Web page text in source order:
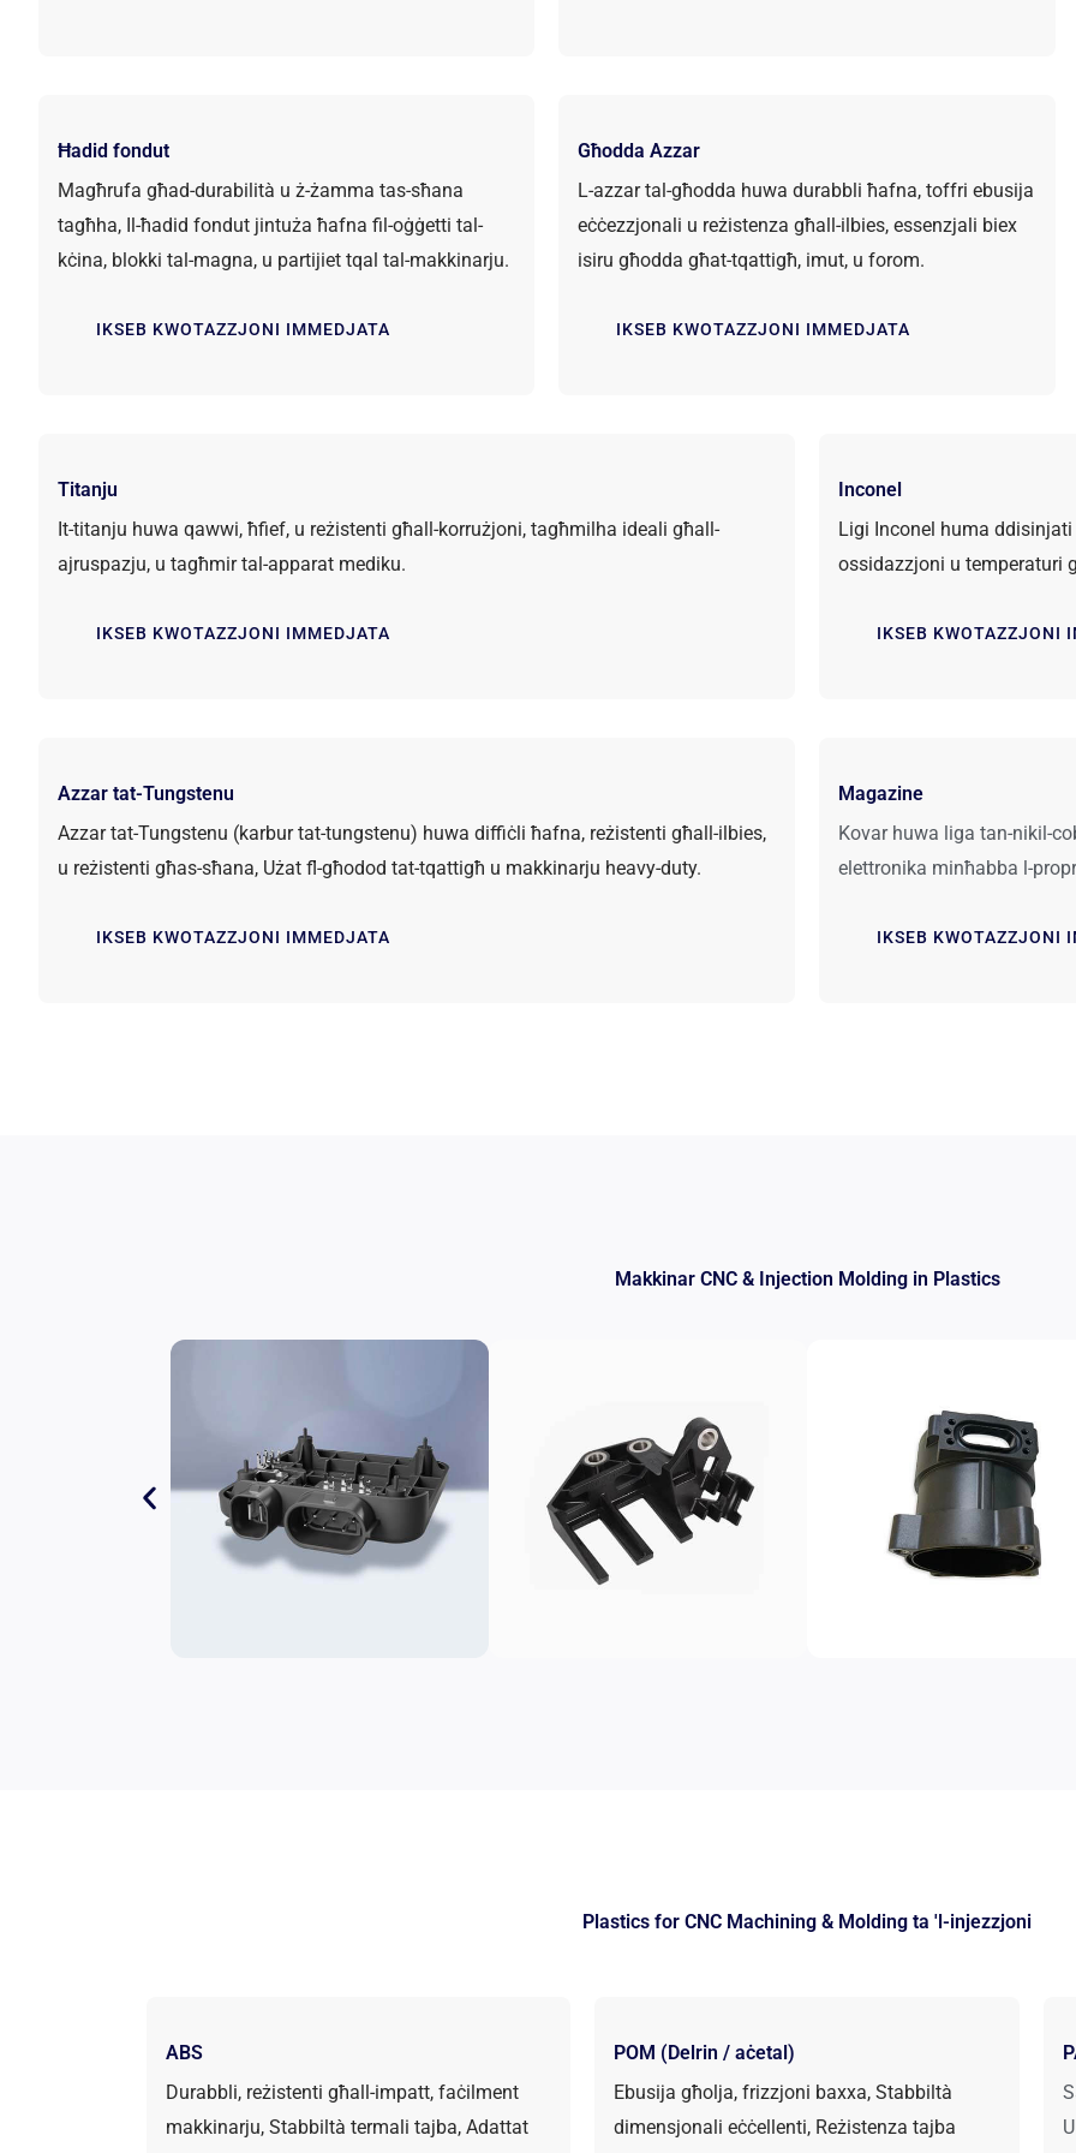
Ħadid fondut
Magħrufa għad-durabilità u ż-żamma tas-sħana
tagħha, Il-ħadid fondut jintuża ħafna fil-oġġetti tal-
kċina, blokki tal-magna, u partijiet tqal tal-makkinarju.
IKSEB KWOTAZZJONI IMMEDJATA
Għodda Azzar
L-azzar tal-għodda huwa durabbli ħafna, toffri ebusija
eċċezzjonali u reżistenza għall-ilbies, essenzjali biex
isiru għodda għat-tqattigħ, imut, u forom.
IKSEB KWOTAZZJONI IMMEDJATA
Titanju
It-titanju huwa qawwi, ħfief, u reżistenti għall-korrużjoni, tagħmilha ideali għall-
ajruspazju, u tagħmir tal-apparat mediku.
IKSEB KWOTAZZJONI IMMEDJATA
Inconel
Ligi Inconel huma
ossidazzjoni u temperaturi
IKSEB KWOTAZZJONI
Azzar tat-Tungstenu
Azzar tat-Tungstenu (karbur tat-tungstenu) huwa diffiċli ħafna, reżistenti għall-ilbies,
u reżistenti għas-sħana, Użat fl-għodod tat-tqattigħ u makkinarju heavy-duty.
IKSEB KWOTAZZJONI IMMEDJATA
Magazine
Kovar huwa liga tan-nikil-
elettronika minħabba l-
IKSEB KWOTAZZJONI
Makkinar CNC & Injection Molding in Plastics
Plastics for CNC Machining & Molding ta 'l-injezzjoni
ABS
Durabbli, reżistenti għall-impatt, faċilment
makkinarju, Stabbiltà termali tajba, Adattat
POM (Delrin / aċetal)
Ebusija għolja, frizzjoni baxxa, Stabbiltà
dimensjonali eċċellenti, Reżistenza tajba